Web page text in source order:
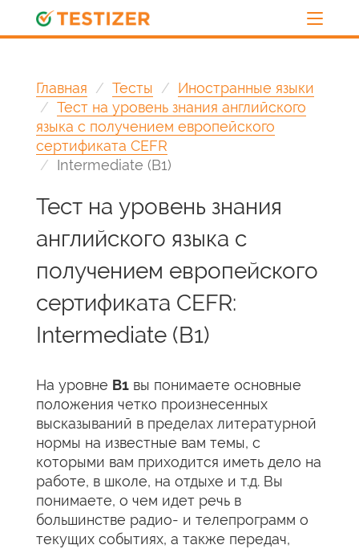
Главная Тесты
Иностранные языки
Тест на уровень знания английского
языка с получением европейского
сертификата CEFR
Intermediate (B1)
Тест на уровень знания
английского языка с
получением европейского
сертификата CEFR:
Intermediate (B1)
На уровне В1 вы понимаете основные
положения четко произнесенных
высказываний в пределах литературной
нормы на известные вам темы, с
которыми вам приходится иметь дело на
работе, в школе, на отдыхе и т.д. Вы
понимаете, о чем идет речь в
большинстве радио- и телепрограмм о
текущих событиях, а также передач,